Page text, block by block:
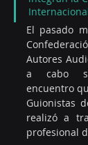
El pasado
Autores
a cabo
encuentro
Guionistas
realizó a
profesional